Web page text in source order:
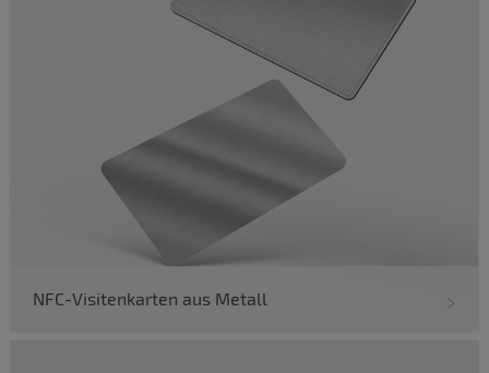
NFC-Visitenkarten aus Metall